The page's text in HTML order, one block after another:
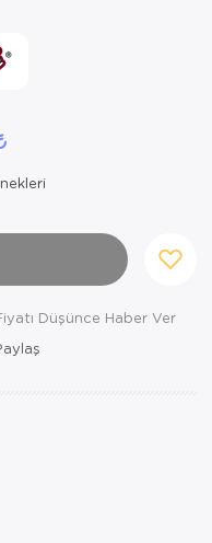
Düşünce Haber Ver